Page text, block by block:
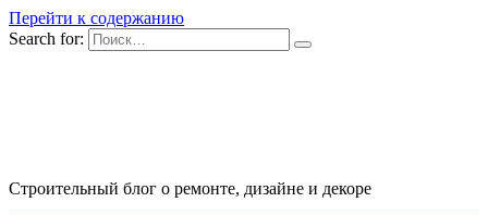
Перейти к содержанию
Search for:
Строительный блог о ремонте, дизайне и декоре